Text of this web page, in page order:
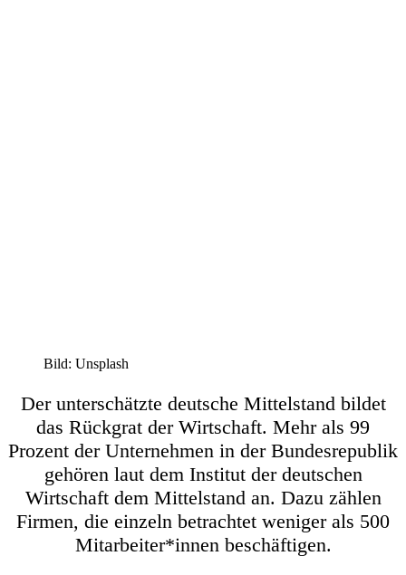
Bild: Unsplash
Der unterschätzte deutsche Mittelstand bildet
das Rückgrat der Wirtschaft. Mehr als 99
Prozent der Unternehmen in der Bundesrepublik
gehören laut dem Institut der deutschen
Wirtschaft dem Mittelstand an. Dazu zählen
Firmen, die einzeln betrachtet weniger als 500
Mitarbeiter*innen beschäftigen.